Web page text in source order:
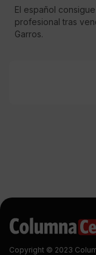
El español
profesional tras
Garros.
Copyright © 2023